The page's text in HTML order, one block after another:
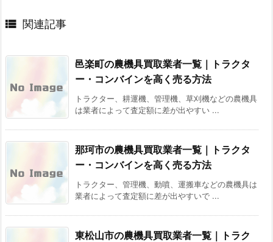
 関連記事
邑楽町の農機具買取業者一覧｜トラクタ
ー・コンバインを高く売る方法
トラクター、耕運機、管理機、草刈機などの農機具
は業者によって査定額に差が出やすい ...
那珂市の農機具買取業者一覧｜トラクタ
ー・コンバインを高く売る方法
トラクター、管理機、動噴、運搬車などの農機具は
業者によって査定額に差が出やすいで ...
東松山市の農機具買取業者一覧｜トラク